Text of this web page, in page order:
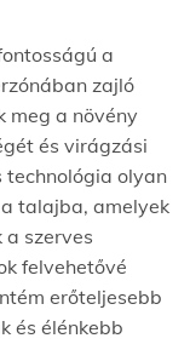
a
zajló
meg a növény
és virágzási
technológia olyan
talajba, amelyek
szerves
felvehetővé
erőteljesebb
és élénkebb